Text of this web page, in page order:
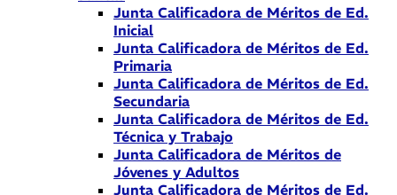
Junta Calificadora de Méritos de Ed.
Inicial
Junta Calificadora de Méritos de Ed.
Primaria
Junta Calificadora de Méritos de Ed.
Secundaria
Junta Calificadora de Méritos de Ed.
Técnica y Trabajo
Junta Calificadora de Méritos de
Jóvenes y Adultos
Junta Calificadora de Méritos de Ed.